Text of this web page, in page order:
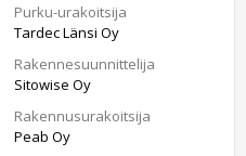
Purku-urakoitsija
Tardec Länsi Oy
Rakennesuunnittelija
Sitowise Oy
Rakennusurakoitsija
Peab Oy